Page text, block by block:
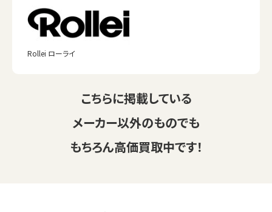
Rollei ローライ
こちらに掲載している
メーカー以外のものでも
もちろん高価買取中です！